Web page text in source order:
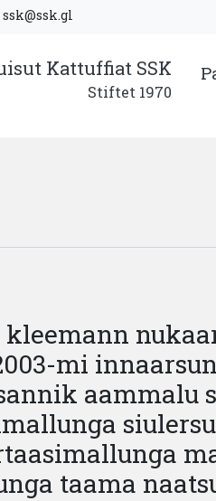
ssk@ssk.gl
Kattuffiat SSK
Stiftet 1970
kleemann
mi
taama